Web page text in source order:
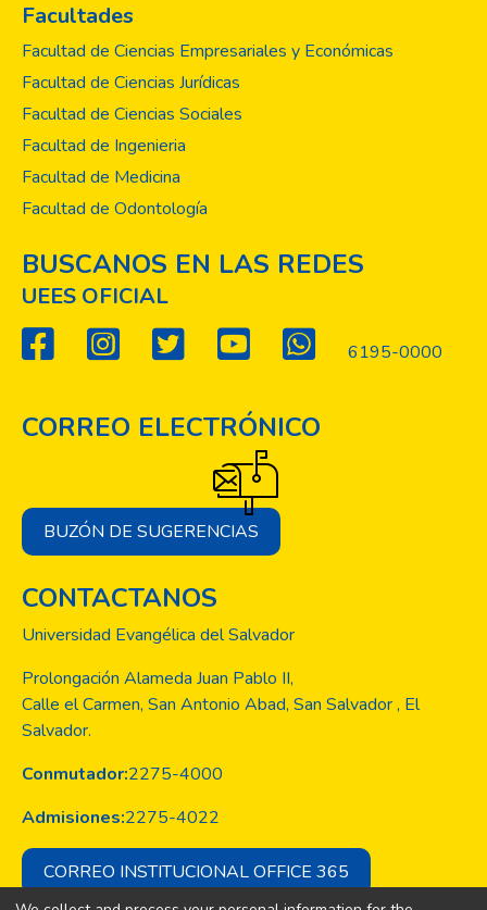
Facultades
Facultad de Ciencias Empresariales y Económicas
Facultad de Ciencias Jurídicas
Facultad de Ciencias Sociales
Facultad de Ingenieria
Facultad de Medicina
Facultad de Odontología
BUSCANOS EN LAS REDES
UEES OFICIAL
6195-0000
CORREO ELECTRÓNICO
BUZÓN DE SUGERENCIAS
CONTACTANOS
Universidad Evangélica del Salvador
Prolongación Alameda Juan Pablo II,
Calle el Carmen, San Antonio Abad, San Salvador , El
Salvador.
Conmutador:2275-4000
Admisiones:2275-4022
CORREO INSTITUCIONAL OFFICE 365